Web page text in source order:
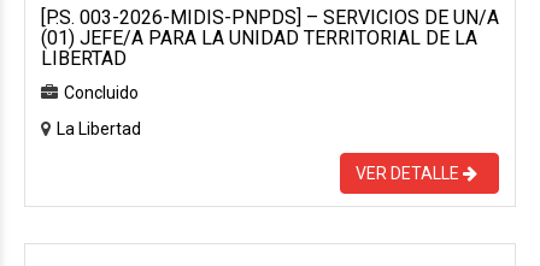
[P.S. 003-2026-MIDIS-PNPDS] – SERVICIOS DE UN/A
(01) JEFE/A PARA LA UNIDAD TERRITORIAL DE LA
LIBERTAD
Concluido
La Libertad
VER DETALLE